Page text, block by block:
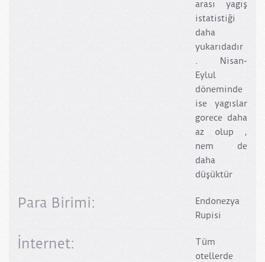
arası yagış
istatistiği
daha
yukarıdadır
. Nisan-
Eylul
döneminde
ise yagıslar
gorece daha
az olup ,
nem de
daha
düşüktür
Para Birimi:
Endonezya
Rupisi
İnternet:
Tüm
otellerde